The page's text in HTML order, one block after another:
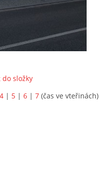
do složky
4 | 5 | 6 | 7 (čas ve vteřinách)